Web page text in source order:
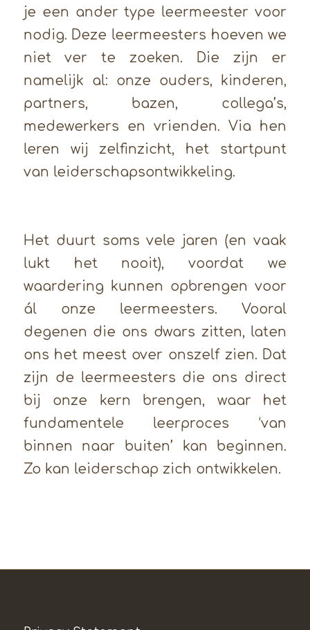
je een ander type leermeester voor
nodig. Deze leermeesters hoeven we
niet ver te zoeken. Die zijn er
namelijk al: onze ouders, kinderen,
partners, bazen, collega’s,
medewerkers en vrienden. Via hen
leren wij zelfinzicht, het startpunt
van leiderschapsontwikkeling.
Het duurt soms vele jaren (en vaak
lukt het nooit), voordat we
waardering kunnen opbrengen voor
ál onze leermeesters. Vooral
degenen die ons dwars zitten, laten
ons het meest over onszelf zien. Dat
zijn de leermeesters die ons direct
bij onze kern brengen, waar het
fundamentele leerproces ‘van
binnen naar buiten’ kan beginnen.
Zo kan leiderschap zich ontwikkelen.